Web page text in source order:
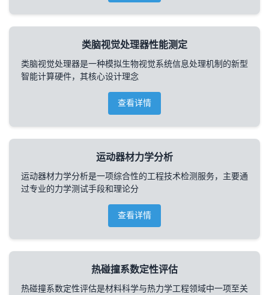
类脑视觉处理器性能测定
类脑视觉处理器是一种模拟生物视觉系统信息处理机制的新型
智能计算硬件，其核心设计理念
查看详情
运动器材力学分析
运动器材力学分析是一项综合性的工程技术检测服务，主要通
过专业的力学测试手段和理论分
查看详情
热碰撞系数定性评估
热碰撞系数定性评估是材料科学与热力学工程领域中一项至关